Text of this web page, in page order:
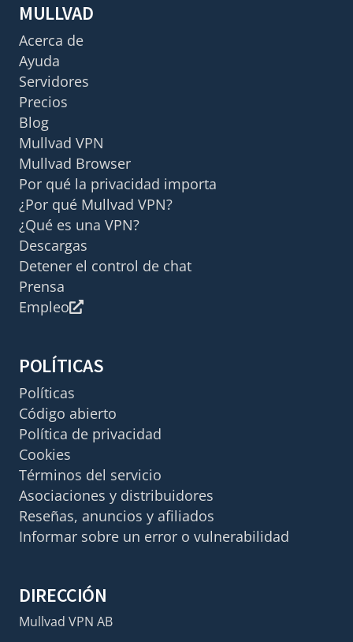
MULLVAD
Acerca de
Ayuda
Servidores
Precios
Blog
Mullvad VPN
Mullvad Browser
Por qué la privacidad importa
¿Por qué Mullvad VPN?
¿Qué es una VPN?
Descargas
Detener el control de chat
Prensa
Empleo
POLÍTICAS
Políticas
Código abierto
Política de privacidad
Cookies
Términos del servicio
Asociaciones y distribuidores
Reseñas, anuncios y afiliados
Informar sobre un error o vulnerabilidad
DIRECCIÓN
Mullvad VPN AB